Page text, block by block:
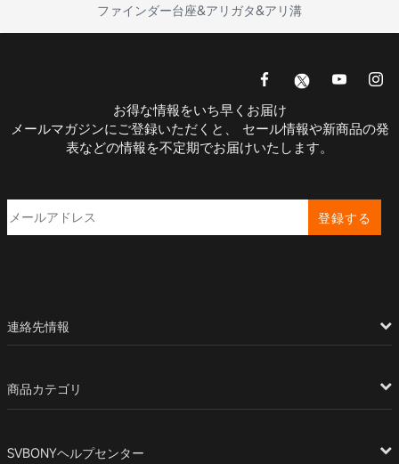
ファインダー台座&アリガタ&アリ溝
お得な情報をいち早くお届け
メールマガジンにご登録いただくと、 セール情報や新商品の発
表などの情報を不定期でお届けいたします。
登録する
連絡先情報
商品カテゴリ
SVBONYヘルプセンター